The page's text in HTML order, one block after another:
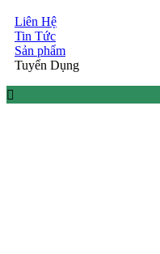
Liên Hệ
Tin Tức
Sản phẩm
Tuyển Dụng